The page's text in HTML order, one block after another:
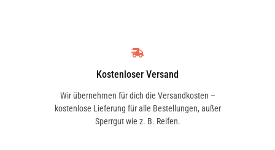
Kostenloser Versand
Wir übernehmen für dich die Versandkosten –
kostenlose Lieferung für alle Bestellungen, außer
Sperrgut wie z. B. Reifen.